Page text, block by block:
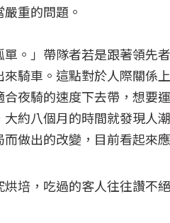
重的問題。
。」帶隊者若是跟著領先
騎車。這點對於人際關係
夜騎的速度下去帶，想要
約八個月的時間就發現人
做出的改變，目前看起來
培，吃過的客人往往讚不